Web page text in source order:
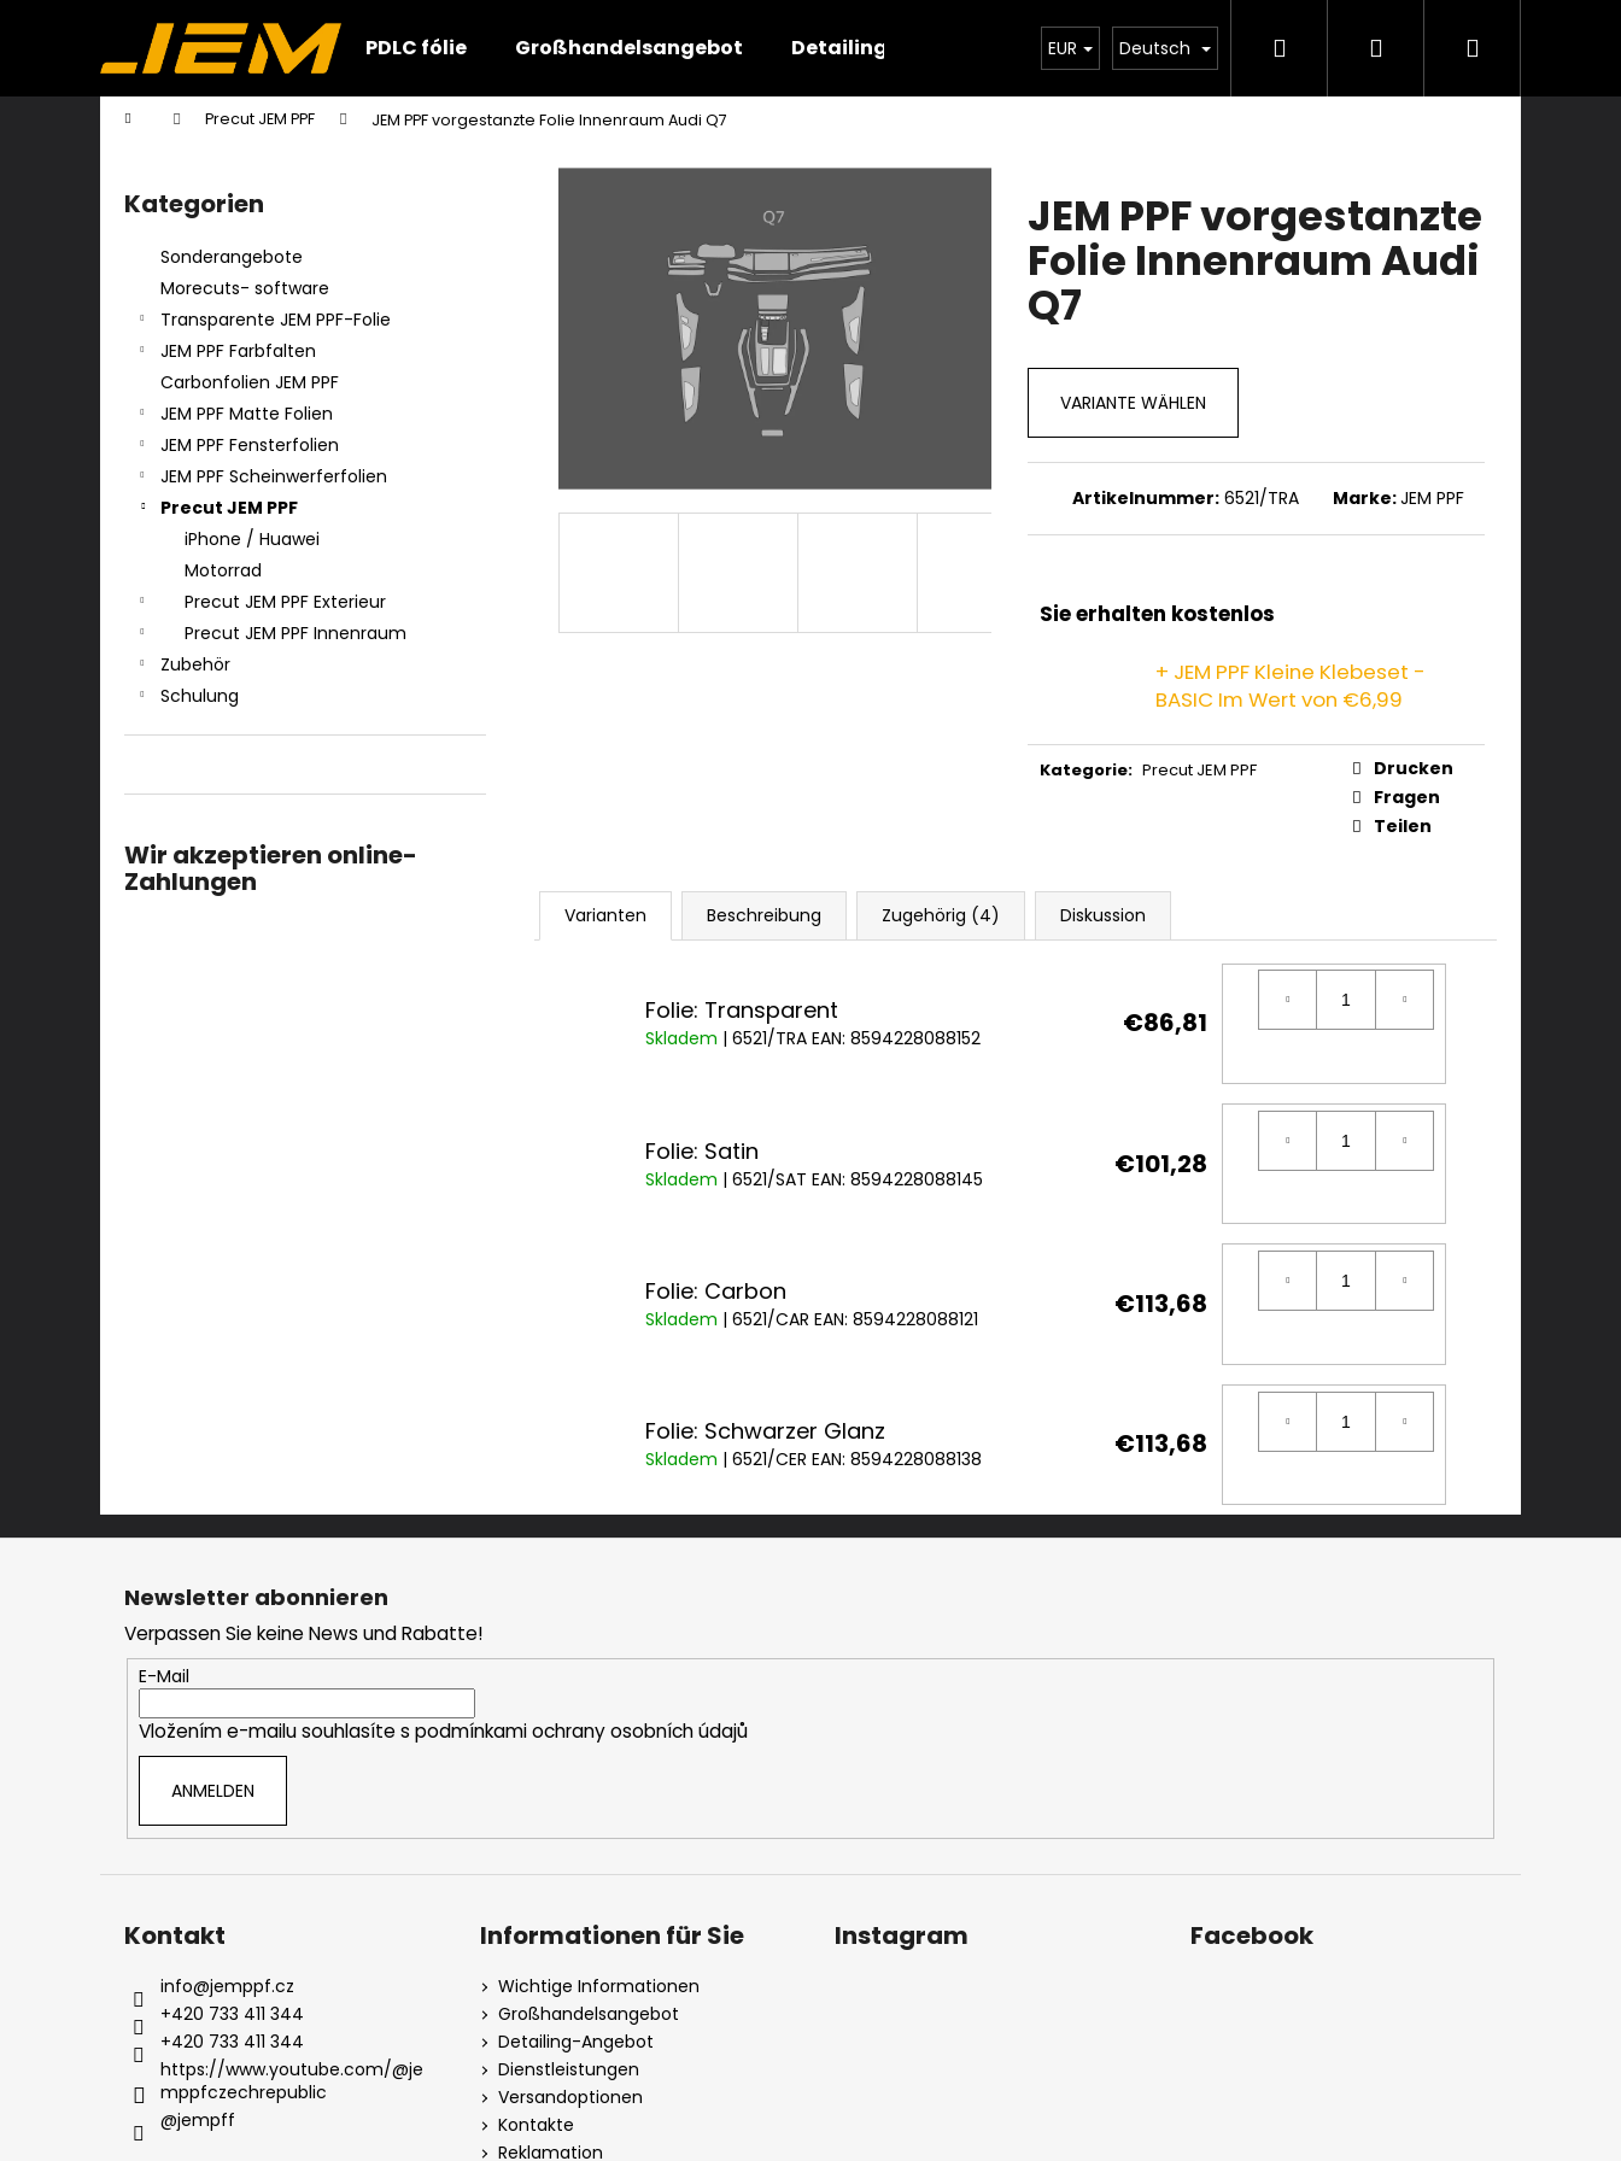
PDLC fólie Großhandelsangebot Detailing-Angebot Schulung Dienstleistungen Kontakte
EUR Deutsch SuchenLogin Warenkorb
StartseitePrecut JEM PPF JEM PPF vorgestanzte Folie Innenraum Audi Q7
Kategorien
überspringen
Kategorien
Sonderangebote
Morecuts- software
Transparente JEM PPF-Folie
JEM PPF Farbfalten
Carbonfolien JEM PPF
JEM PPF Matte Folien
JEM PPF Fensterfolien
JEM PPF Scheinwerferfolien
Precut JEM PPF
iPhone / Huawei
Motorrad
Precut JEM PPF Exterieur
Precut JEM PPF Innenraum
Zubehör
Schulung
Wir akzeptieren online-
Zahlungen
JEM PPF vorgestanzte
Folie Innenraum Audi
Q7
VARIANTE WÄHLEN
Artikelnummer: 6521/TRA Marke:JEM PPF
Sie erhalten kostenlos
+ JEM PPF Kleine Klebeset -
BASIC Im Wert von €6,99
Kategorie: Precut JEM PPF
Drucken
Fragen
Teilen
Varianten Beschreibung Zugehörig (4) Diskussion
Folie: Transparent
Skladem | 6521/TRA EAN: 8594228088152 €86,81
Folie: Satin
Skladem | 6521/SAT EAN: 8594228088145 €101,28
Folie: Carbon
Skladem | 6521/CAR EAN: 8594228088121 €113,68
Folie: Schwarzer Glanz
Skladem | 6521/CER EAN: 8594228088138 €113,68
e
Zurück
zum
Zurück
zum
Was suchen Sie?
Wir empfehlen
Newsletter abonnieren
Verpassen Sie keine News und Rabatte!
E-Mail
Vložením e-mailu souhlasíte s podmínkami ochrany osobních údajů
ANMELDEN
Kontakt
info@jemppf.cz
+420 733 411 344
+420 733 411 344
https://www.youtube.com/@je
mppfczechrepublic
@jempff
Informationen für Sie
Wichtige Informationen
Großhandelsangebot
Detailing-Angebot
Dienstleistungen
Versandoptionen
Kontakte
Reklamation
Instagram Facebook